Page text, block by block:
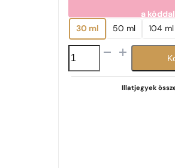
a
2770
30 ml 50 ml 104 ml
N°
300
mennyiség
Illatjegyek